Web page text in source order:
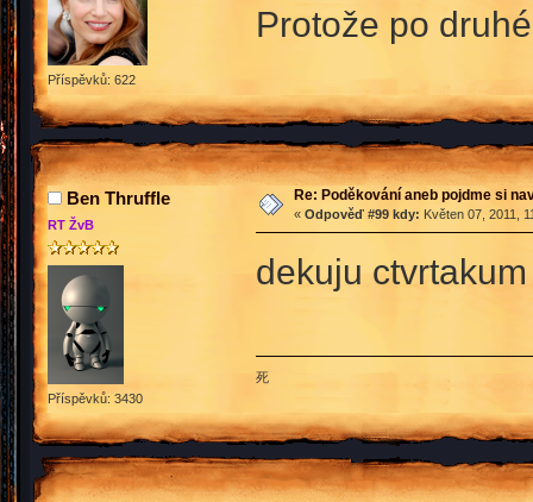
Příspěvků: 622
Protože po
Ben Thruffle
RT ŽvB
Příspěvků: 3430
Re: Poděkování aneb pojdme si
« Odpověď #99 kdy: Květen 07, 2011,
dekuju
死